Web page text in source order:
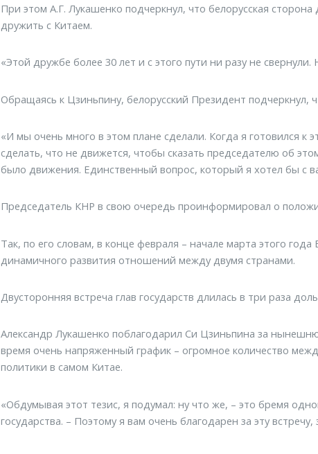
При этом А.Г. Лукашенко подчеркнул, что белорусская
дружить с Китаем.
«Этой дружбе более 30 лет и с этого пути ни разу не
Обращаясь к Цзиньпину, белорусский Президент
«И мы очень много в этом плане сделали. Когда я готовился к
сделать, что не движется, чтобы сказать председателю об
было движения. Единственный вопрос, который я хотел бы с
Председатель КНР в свою очередь проинформировал о
Так, по его словам, в конце февраля – начале марта этого
динамичного развития отношений между двумя странами.
Двусторонняя встреча глав государств длилась в три раза
Александр Лукашенко поблагодарил Си Цзиньпина за
время очень напряженный график – огромное количество
политики в самом Китае.
«Обдумывая этот тезис, я подумал: ну что же, – это бремя
государства. – Поэтому я вам очень благодарен за эту встречу,